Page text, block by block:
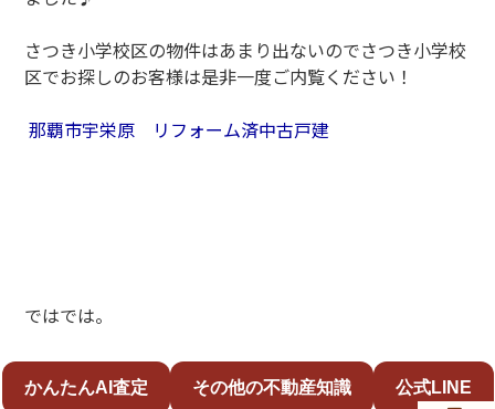
さつき小学校区の物件はあまり出ないのでさつき小学校
区でお探しのお客様は是非一度ご内覧ください！
那覇市宇栄原 リフォーム済中古戸建
ではでは。
かんたんAI査定 その他の不動産知識 公式LINE